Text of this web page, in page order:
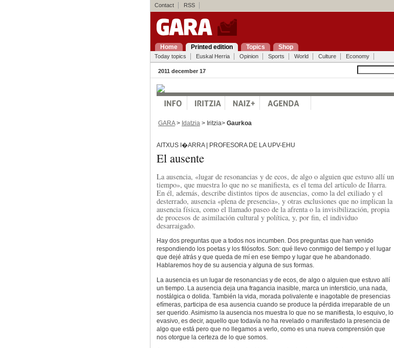
Contact RSS
Home Printed edition Topics Shop
Today topics Euskal Herria Opinion Sports World Culture Economy
2011 december 17
GARA> Idatzia > Iritzia> Gaurkoa
AITXUS I�ARRA | PROFESORA DE LA UPV-EHU
El ausente
La ausencia, «lugar de resonancias y de ecos, de algo o alguien que estuvo allí un
tiempo», que muestra lo que no se manifiesta, es el tema del artículo de Iñarra.
En él, además, describe distintos tipos de ausencias, como la del exiliado y el
desterrado, ausencia «plena de presencia», y otras exclusiones que no implican la
ausencia física, como el llamado paseo de la afrenta o la invisibilización, propia
de procesos de asimilación cultural y política, y, por fin, el individuo
desarraigado.
Hay dos preguntas que a todos nos incumben. Dos preguntas que han venido
respondiendo los poetas y los filósofos. Son: qué llevo conmigo del tiempo y el lugar
que dejé atrás y que queda de mí en ese tiempo y lugar que he abandonado.
Hablaremos hoy de su ausencia y alguna de sus formas.
La ausencia es un lugar de resonancias y de ecos, de algo o alguien que estuvo allí
un tiempo. La ausencia deja una fragancia inasible, marca un intersticio, una nada,
nostálgica o dolida. También la vida, morada polivalente e inagotable de presencias
efímeras, participa de esa ausencia cuando se produce la pérdida irreparable de un
ser querido. Asimismo la ausencia nos muestra lo que no se manifiesta, lo esquivo, lo
evasivo, es decir, aquello que todavía no ha revelado o manifestado la presencia de
algo que está pero que no llegamos a verlo, como es una nueva comprensión que
nos otorgue la certeza de lo que somos.